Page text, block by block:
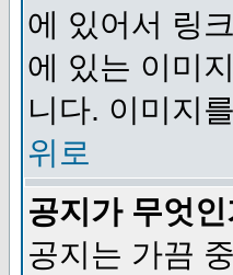
에 있어서 링
에 있는 이미
니다. 이미지
위로
공지가 무엇
공지는 가끔